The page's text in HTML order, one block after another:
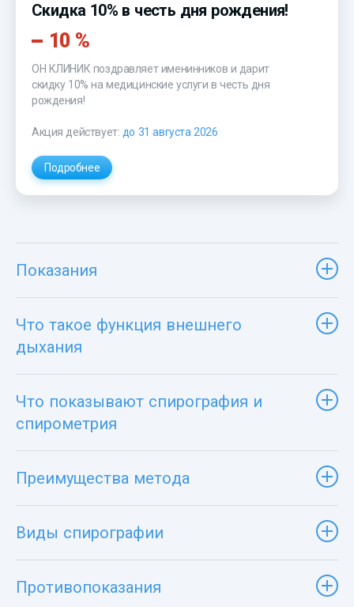
Скидка 10% в честь дня рождения!
10 %
ОН КЛИНИК поздравляет именинников и дарит
скидку 10% на медицинские услуги в честь дня
рождения!
Акция действует: до 31 августа 2026
Подробнее
Показания
Что такое функция внешнего
дыхания
Что показывают спирография и
спирометрия
Преимущества метода
Виды спирографии
Противопоказания